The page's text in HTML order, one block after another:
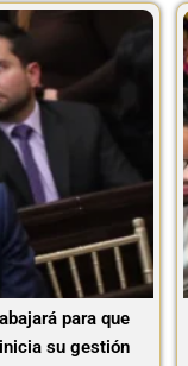
para que
su gestión